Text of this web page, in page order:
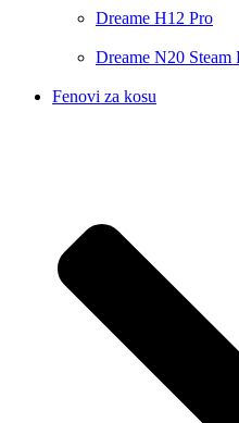
Dreame H12 Pro
Dreame N20 Steam
Fenovi za kosu